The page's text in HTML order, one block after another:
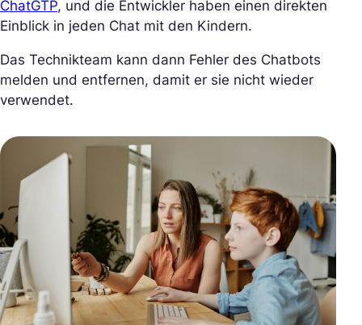
ChatGTP, und die Entwickler haben einen direkten
Einblick in jeden Chat mit den Kindern.
Das Technikteam kann dann Fehler des Chatbots
melden und entfernen, damit er sie nicht wieder
verwendet.